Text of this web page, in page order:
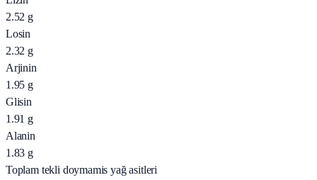
2.52 g
Losin
2.32 g
Arjinin
1.95 g
Glisin
1.91 g
Alanin
1.83 g
Toplam tekli doymamis yağ asitleri